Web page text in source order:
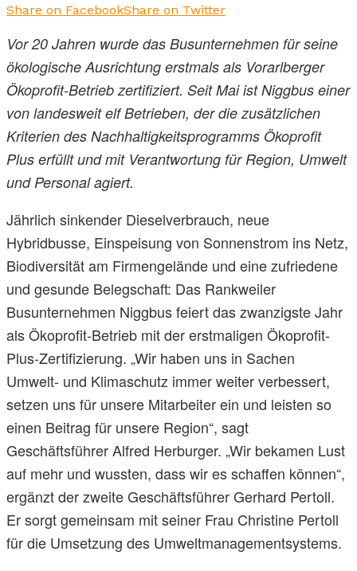
Share on FacebookShare on Twitter
Vor 20 Jahren wurde das Busunternehmen für seine
ökologische Ausrichtung erstmals als Vorarlberger
Ökoprofit-Betrieb zertifiziert. Seit Mai ist Niggbus einer
von landesweit elf Betrieben, der die zusätzlichen
Kriterien des Nachhaltigkeitsprogramms Ökoprofit
Plus erfüllt und mit Verantwortung für Region, Umwelt
und Personal agiert.
Jährlich sinkender Dieselverbrauch, neue
Hybridbusse, Einspeisung von Sonnenstrom ins Netz,
Biodiversität am Firmengelände und eine zufriedene
und gesunde Belegschaft: Das Rankweiler
Busunternehmen Niggbus feiert das zwanzigste Jahr
als Ökoprofit-Betrieb mit der erstmaligen Ökoprofit-
Plus-Zertifizierung. „Wir haben uns in Sachen
Umwelt- und Klimaschutz immer weiter verbessert,
setzen uns für unsere Mitarbeiter ein und leisten so
einen Beitrag für unsere Region“, sagt
Geschäftsführer Alfred Herburger. „Wir bekamen Lust
auf mehr und wussten, dass wir es schaffen können“,
ergänzt der zweite Geschäftsführer Gerhard Pertoll.
Er sorgt gemeinsam mit seiner Frau Christine Pertoll
für die Umsetzung des Umweltmanagementsystems.